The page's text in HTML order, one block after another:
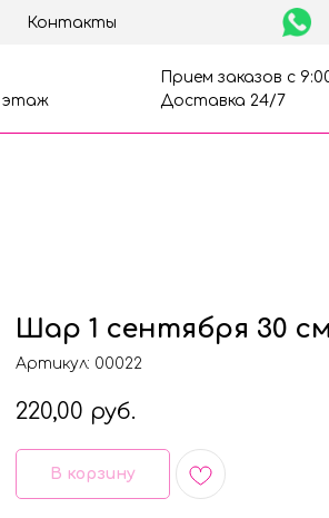
Контакты
Прием заказов с
Доставка 24/7
этаж
Шар 1 сентября 30
Артикул: 00022
220,00 руб.
В корзину